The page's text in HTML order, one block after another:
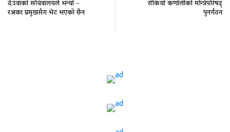
देउवाको सचिवालयले भन्यो –
रअका प्रमुखसँग भेट भएको छैन
रोकियो कर्णालीको मन्त्रिपरिषद्
पुनर्गठन